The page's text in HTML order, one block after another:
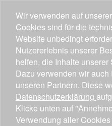
Wir verwenden auf
Cookies sind für die
Website unbedingt
Nutzererlebnis unserer
helfen, die Inhalte
Dazu verwenden wir
unseren Partnern. Diese
Datenschutzerklärung
Klicke unten auf
Verwendung aller